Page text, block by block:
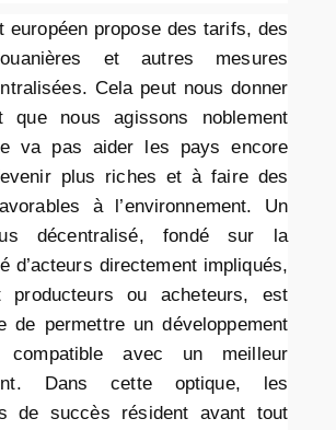
européen propose des tarifs, des
et autres mesures
Cela peut nous donner
que nous agissons noblement
va pas aider les pays encore
plus riches et à faire des
à l’environnement. Un
décentralisé, fondé sur la
d’acteurs directement impliqués,
producteurs ou acheteurs, est
de permettre un développement
compatible avec un meilleur
Dans cette optique, les
de succès résident avant tout